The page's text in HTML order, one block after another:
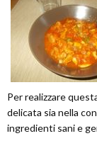
Per realizzare
delicata sia nella
ingredienti sani e